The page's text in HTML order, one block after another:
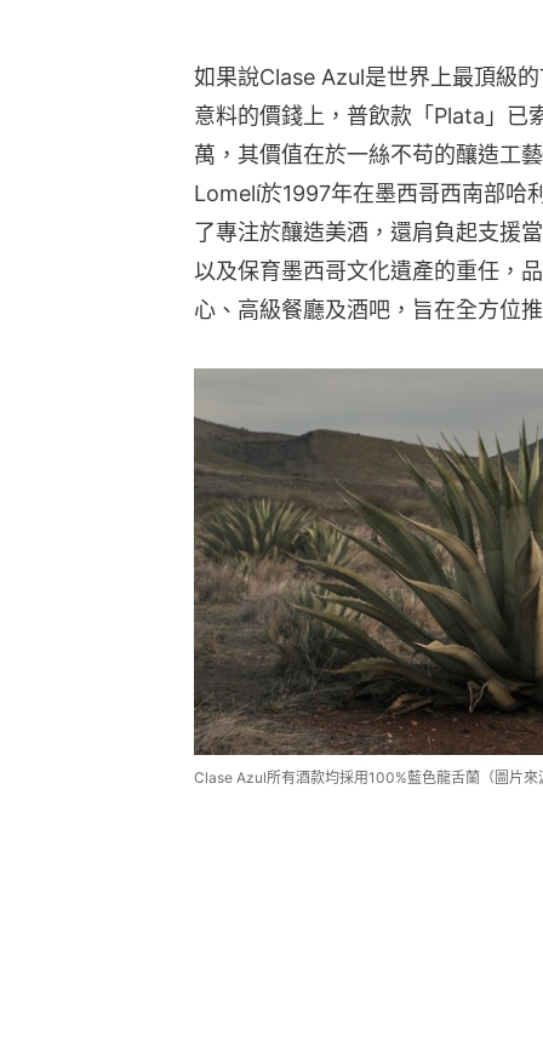
如果說Clase Azul是世界上最頂級
意料的價錢上，普飲款「Plata」
萬，其價值在於一絲不苟的釀造工
Lomelí於1997年在墨西哥西南部哈
了專注於釀造美酒，還肩負起支援
以及保育墨西哥文化遺產的重任，
心、高級餐廳及酒吧，旨在全方位
Clase Azul所有酒款均採用100%藍色龍舌蘭（圖片